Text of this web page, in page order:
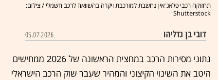
תחזוקה רכבי פלאג־אין נחשבת למורכבת ויקרה בהשוואה לרכב חשמלי / צילום:
Shutterstock
דובי בן גדליהו 05.07.2026
נתוני מסירות הרכב במחצית הראשונה של 2026 ממחישים
היטב את השינוי הקיצוני והמהיר שעבר שוק הרכב הישראלי